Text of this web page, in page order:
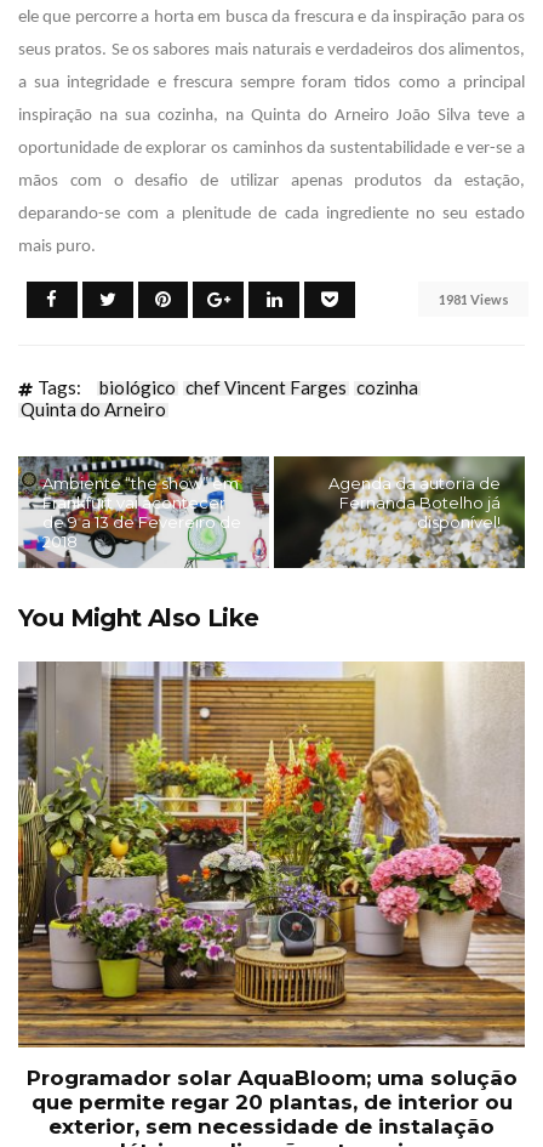
ele que percorre a horta em busca da frescura e da inspiração para os
seus pratos. Se os sabores mais naturais e verdadeiros dos alimentos,
a sua integridade e frescura sempre foram tidos como a principal
inspiração na sua cozinha, na Quinta do Arneiro João Silva teve a
oportunidade de explorar os caminhos da sustentabilidade e ver-se a
mãos com o desafio de utilizar apenas produtos da estação,
deparando-se com a plenitude de cada ingrediente no seu estado
mais puro.
1981 Views
Tags: biológico chef Vincent Farges cozinha
Quinta do Arneiro
Ambiente “the show” em
Frankfurt vai acontecer
de 9 a 13 de Fevereiro de
2018
Agenda da autoria de
Fernanda Botelho já
disponível!
You Might Also Like
Programador solar AquaBloom; uma solução
que permite regar 20 plantas, de interior ou
exterior, sem necessidade de instalação